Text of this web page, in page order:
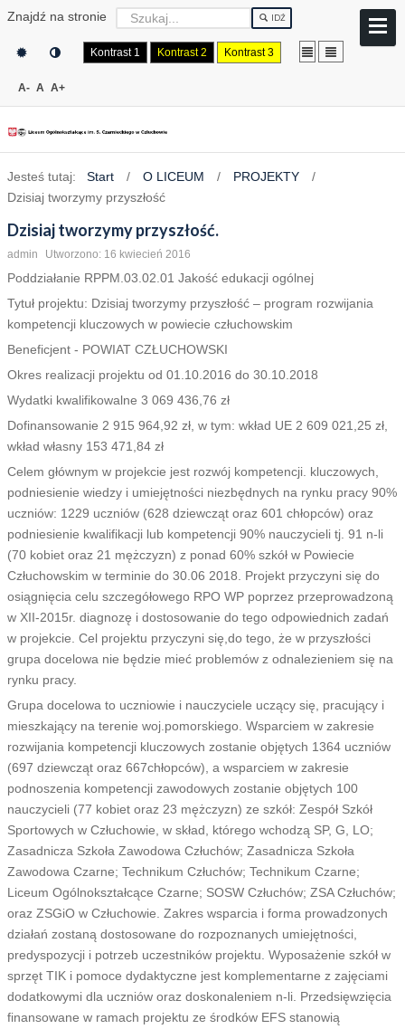
Znajdź na stronie IDŹ
Kontrast 1 Kontrast 2 Kontrast 3
A- A A+
Jesteś tutaj: Start / O LICEUM / PROJEKTY
/
Dzisiaj tworzymy przyszłość
Dzisiaj tworzymy przyszłość.
admin Utworzono: 16 kwiecień 2016
Poddziałanie RPPM.03.02.01 Jakość edukacji ogólnej
Tytuł projektu: Dzisiaj tworzymy przyszłość – program rozwijania
kompetencji kluczowych w powiecie człuchowskim
Beneficjent - POWIAT CZŁUCHOWSKI
Okres realizacji projektu od 01.10.2016 do 30.10.2018
Wydatki kwalifikowalne 3 069 436,76 zł
Dofinansowanie 2 915 964,92 zł, w tym: wkład UE 2 609 021,25 zł,
wkład własny 153 471,84 zł
Celem głównym w projekcie jest rozwój kompetencji. kluczowych,
podniesienie wiedzy i umiejętności niezbędnych na rynku pracy 90%
uczniów: 1229 uczniów (628 dziewcząt oraz 601 chłopców) oraz
podniesienie kwalifikacji lub kompetencji 90% nauczycieli tj. 91 n-li
(70 kobiet oraz 21 mężczyzn) z ponad 60% szkół w Powiecie
Człuchowskim w terminie do 30.06 2018. Projekt przyczyni się do
osiągnięcia celu szczegółowego RPO WP poprzez przeprowadzoną
w XII-2015r. diagnozę i dostosowanie do tego odpowiednich zadań
w projekcie. Cel projektu przyczyni się,do tego, że w przyszłości
grupa docelowa nie będzie mieć problemów z odnalezieniem się na
rynku pracy.
Grupa docelowa to uczniowie i nauczyciele uczący się, pracujący i
mieszkający na terenie woj.pomorskiego. Wsparciem w zakresie
rozwijania kompetencji kluczowych zostanie objętych 1364 uczniów
(697 dziewcząt oraz 667chłopców), a wsparciem w zakresie
podnoszenia kompetencji zawodowych zostanie objętych 100
nauczycieli (77 kobiet oraz 23 mężczyzn) ze szkół: Zespół Szkół
Sportowych w Człuchowie, w skład, którego wchodzą SP, G, LO;
Zasadnicza Szkoła Zawodowa Człuchów; Zasadnicza Szkoła
Zawodowa Czarne; Technikum Człuchów; Technikum Czarne;
Liceum Ogólnokształcące Czarne; SOSW Człuchów; ZSA Człuchów;
oraz ZSGiO w Człuchowie. Zakres wsparcia i forma prowadzonych
działań zostaną dostosowane do rozpoznanych umiejętności,
predyspozycji i potrzeb uczestników projektu. Wyposażenie szkół w
sprzęt TIK i pomoce dydaktyczne jest komplementarne z zajęciami
dodatkowymi dla uczniów oraz doskonaleniem n-li. Przedsięwzięcia
finansowane w ramach projektu ze środków EFS stanowią